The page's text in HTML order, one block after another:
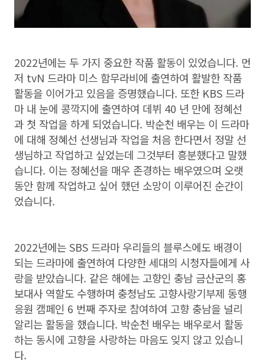
2022년에는 두 가지 중요한 작품 활동이 있었습니다. 먼
저 tvN 드라마 미스 함무라비에 출연하여 활발한 작품
활동을 이어가고 있음을 증명했습니다. 또한 KBS 드라
마 내 눈에 콩깍지에 출연하여 데뷔 40 년 만에 정혜선
과 첫 작업을 하게 되었습니다. 박순천 배우는 이 드라마
에 대해 정혜선 선생님과 작업을 처음 한다면서 정말 선
생님하고 작업하고 싶었는데 그것부터 흥분했다고 말했
습니다. 이는 정혜선을 매우 존경하는 배우였으며 오랫
동안 함께 작업하고 싶어 했던 소망이 이루어진 순간이
었습니다.
2022년에는 SBS 드라마 우리들의 블루스에도 배경이
되는 드라마에 출연하여 다양한 세대의 시청자들에게 사
랑을 받았습니다. 같은 해에는 고향인 충남 금산군의 홍
보대사 역할도 수행하며 충청남도 고향사랑기부제 동행
응원 캠페인 6 번째 주자로 참여하여 고향 충남을 널리
알리는 활동을 했습니다. 박순천 배우는 배우로서 활동
하는 동시에 고향을 사랑하는 마음도 잊지 않고 있습니
다.